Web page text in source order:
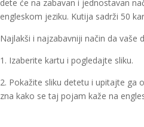
dete će na zabavan i jednostavan
engleskom jeziku. Kutija sadrži 50
Najlakši i najzabavniji način da vaše
1. Izaberite kartu i pogledajte sliku.
2. Pokažite sliku detetu i upitajte ga
zna kako se taj pojam kaže na